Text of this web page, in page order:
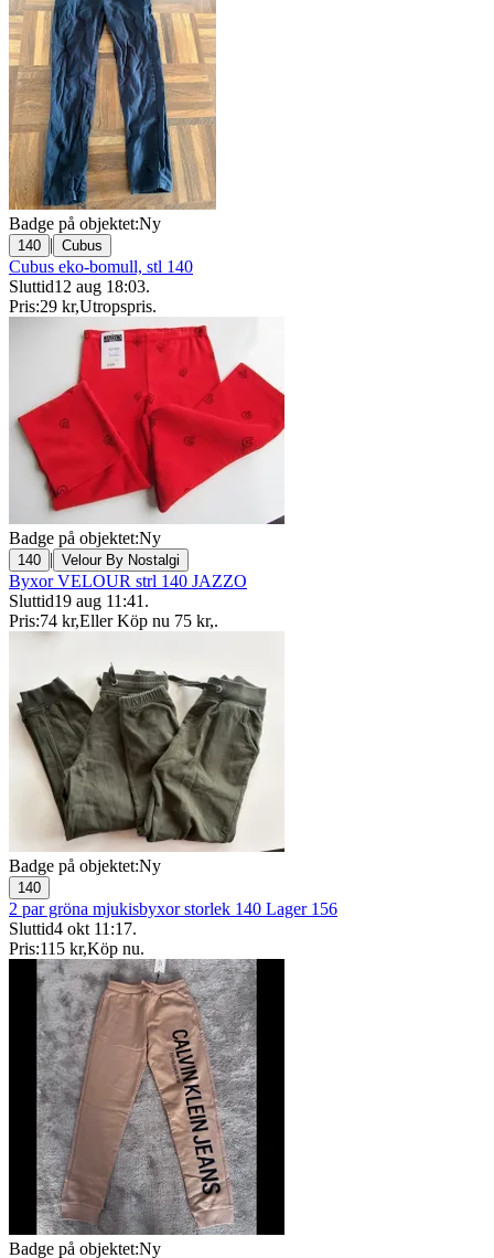
Badge på objektet:Ny
140 | Cubus
Cubus eko-bomull, stl 140
Sluttid12 aug 18:03.
Pris:29 kr,Utropspris.
Badge på objektet:Ny
140 | Velour By Nostalgi
Byxor VELOUR strl 140 JAZZO
Sluttid19 aug 11:41 .
Pris:74 kr,Eller Köp nu 75 kr,.
Badge på objektet:Ny
140
2 par gröna mjukisbyxor storlek 140 Lager 156
Sluttid4 okt 11:17.
Pris:115 kr,Köp nu.
Badge på objektet:Ny